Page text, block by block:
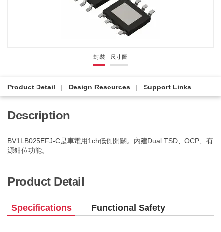
封裝 尺寸圖
Product Detail Design Resources Support Links
Description
BV1LB025EFJ-C是車電用1ch低側開關。內建Dual TSD、OCP、有
源鉗位功能。
Product Detail
Specifications Functional Safety